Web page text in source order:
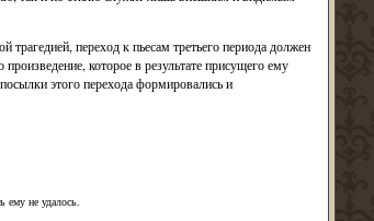
трагедией, переход к пьесам третьего периода должен
которое в результате присущего ему
этого перехода формировались и
ему не удалось.